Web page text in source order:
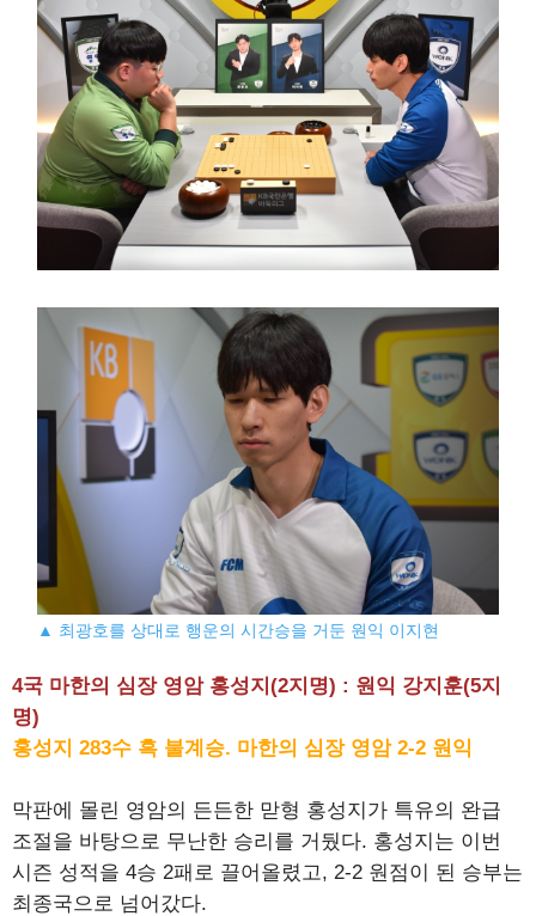
▲ 최광호를 상대로 행운의 시간승을 거둔 원익 이지현
4국 마한의 심장 영암 홍성지(2지명) : 원익 강지훈(5지
명)
홍성지 283수 흑 불계승. 마한의 심장 영암 2-2 원익
막판에 몰린 영암의 든든한 맏형 홍성지가 특유의 완급
조절을 바탕으로 무난한 승리를 거뒀다. 홍성지는 이번
시즌 성적을 4승 2패로 끌어올렸고, 2-2 원점이 된 승부는
최종국으로 넘어갔다.